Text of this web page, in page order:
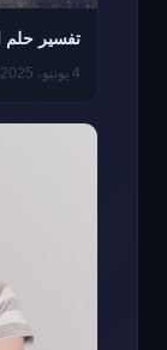
تفسير حلم
4 يونيو، 2025